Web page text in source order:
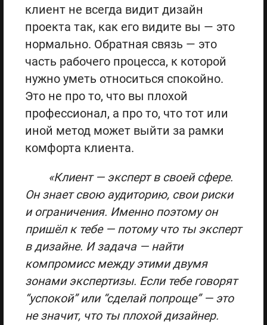
клиент не всегда видит дизайн
проекта так, как его видите вы — это
нормально. Обратная связь — это
часть рабочего процесса, к которой
нужно уметь относиться спокойно.
Это не про то, что вы плохой
профессионал, а про то, что тот или
иной метод может выйти за рамки
комфорта клиента.
«Клиент — эксперт в своей сфере.
Он знает свою аудиторию, свои риски
и ограничения. Именно поэтому он
пришёл к тебе — потому что ты эксперт
в дизайне. И задача — найти
компромисс между этими двумя
зонами экспертизы. Если тебе говорят
“успокой” или “сделай попроще” — это
не значит, что ты плохой дизайнер.